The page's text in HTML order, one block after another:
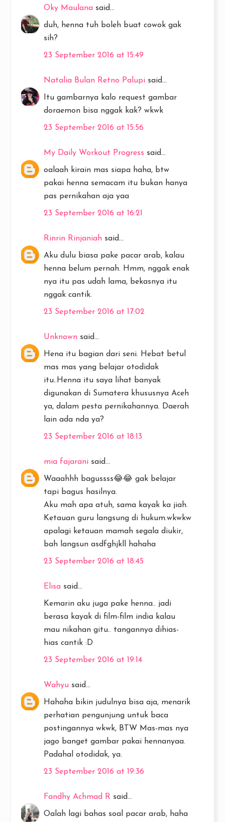
Oky Maulana said...
duh, henna tuh boleh buat cowok gak
sih?
23 September 2016 at 15:49
Natalia Bulan Retno Palupi said...
Itu gambarnya kalo request gambar
doraemon bisa nggak kak? wkwk
23 September 2016 at 15:56
My Daily Workout Progress said...
oalaah kirain mas siapa haha, btw
pakai henna semacam itu bukan hanya
pas pernikahan aja yaa
23 September 2016 at 16:21
Rinrin Rinjaniah said...
Aku dulu biasa pake pacar arab, kalau
henna belum pernah. Hmm, nggak enak
nya itu pas udah lama, bekasnya itu
nggak cantik.
23 September 2016 at 17:02
Unknown said...
Hena itu bagian dari seni. Hebat betul
mas mas yang belajar otodidak
itu..Henna itu saya lihat banyak
digunakan di Sumatera khususnya Aceh
ya, dalam pesta pernikahannya. Daerah
lain ada nda ya?
23 September 2016 at 18:13
mia fajarani said...
Waaahhh bagussss😂😂 gak belajar
tapi bagus hasilnya.
Aku mah apa atuh, sama kayak ka jiah.
Ketauan guru langsung di hukum.wkwkw
apalagi ketauan mamah segala diukir,
bah langsun asdfghjkll hahaha
23 September 2016 at 18:45
Elisa said...
Kemarin aku juga pake henna.. jadi
berasa kayak di film-film india kalau
mau nikahan gitu.. tangannya dihias-
hias cantik :D
23 September 2016 at 19:14
Wahyu said...
Hahaha bikin judulnya bisa aja, menarik
perhatian pengunjung untuk baca
postingannya wkwk, BTW Mas-mas nya
jago banget gambar pakai hennanyaa.
Padahal otodidak, ya.
23 September 2016 at 19:36
Fandhy Achmad R said...
Oalah lagi bahas soal pacar arab, haha